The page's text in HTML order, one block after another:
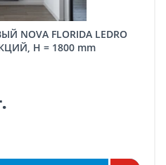
H = 1800 mm